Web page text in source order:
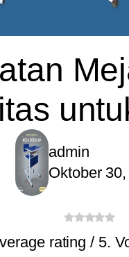
admin
Oktober
rating/ 5.